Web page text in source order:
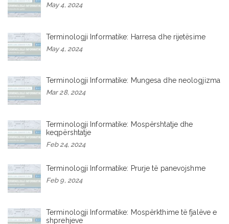
May 4, 2024
Terminologji Informatike: Harresa dhe rijetësime
May 4, 2024
Terminologji Informatike: Mungesa dhe neologjizma
Mar 28, 2024
Terminologji Informatike: Mospërshtatje dhe
keqpërshtatje
Feb 24, 2024
Terminologji Informatike: Prurje të panevojshme
Feb 9, 2024
Terminologji Informatike: Mospërkthime të fjalëve e
shprehjeve